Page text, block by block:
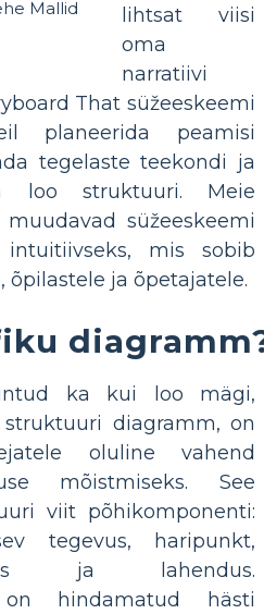
lihtsat viisi
oma
narratiivi
That süžeeskeemi
planeerida peamisi
tegelaste teekondi ja
loo struktuuri. Meie
süžeeskeemi
mis sobib
õpilastele ja õpetajatele.
ka kui loo mägi,
diagramm, on
oluline vahend
mõistmiseks. See
viit põhikomponenti:
tegevus, haripunkt,
ja lahendus.
on hindamatud hästi